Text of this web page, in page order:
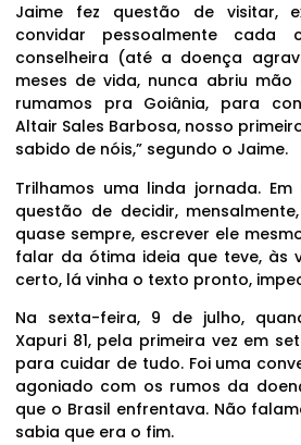
Jaime fez questão de visitar,
convidar pessoalmente cada
conselheira (até a doença
meses de vida, nunca abriu
rumamos pra Goiânia, para
Altair Sales Barbosa, nosso
sabido de nóis,” segundo o Jaime.
Trilhamos uma linda jornada. Em
questão de decidir,
quase sempre, escrever ele
falar da ótima ideia que teve, às
certo, lá vinha o texto pronto,
Na sexta-feira, 9 de julho,
Xapuri 81, pela primeira vez em
para cuidar de tudo. Foi uma
agoniado com os rumos da
que o Brasil enfrentava. Não
sabia que era o fim.